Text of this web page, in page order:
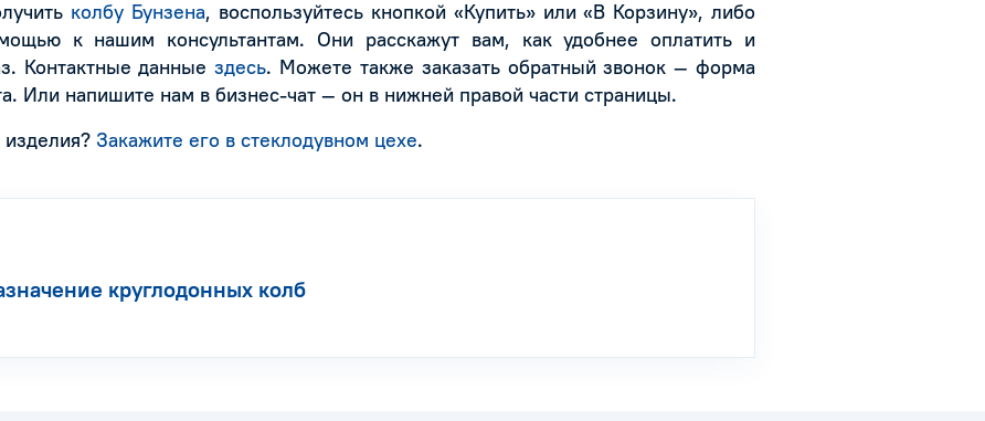
колбу Бунзена, воспользуйтесь кнопкой «Купить» или «В Корзину», либо
к нашим консультантам. Они расскажут вам, как удобнее оплатить и
Контактные данныездесь. Можете также заказать обратный звонок — форма
Или напишите нам в бизнес-чат — он в нижней правой части страницы.
Закажите его в стеклодувном цехе.
круглодонных колб